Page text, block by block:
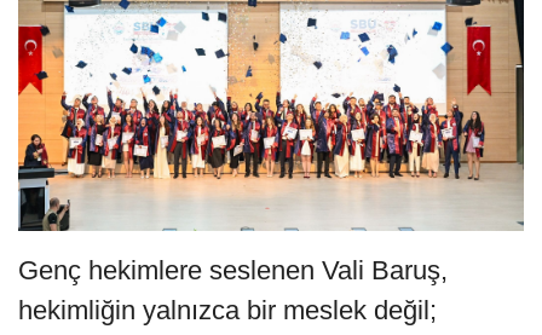
Genç hekimlere seslenen Vali Baruş,
hekimliğin yalnızca bir meslek değil;